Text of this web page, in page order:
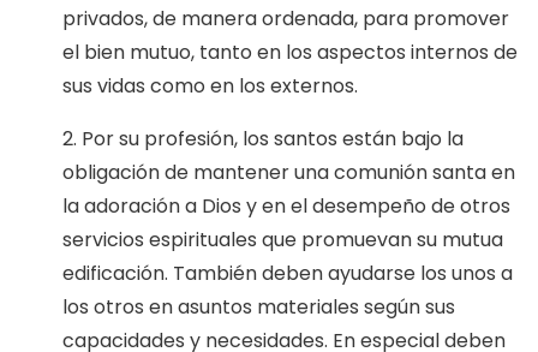
privados, de manera ordenada, para promover
el bien mutuo, tanto en los aspectos internos de
sus vidas como en los externos.
2. Por su profesión, los santos están bajo la
obligación de mantener una comunión santa en
la adoración a Dios y en el desempeño de otros
servicios espirituales que promuevan su mutua
edificación. También deben ayudarse los unos a
los otros en asuntos materiales según sus
capacidades y necesidades. En especial deben